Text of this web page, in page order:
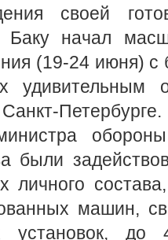
своей
Баку начал
(19-24 июня)
удивительным
обороны
были
личного
машин,
установок,